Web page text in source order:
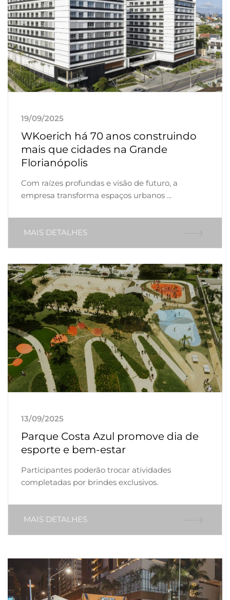
19/09/2025
WKoerich há 70 anos construindo
mais que cidades na Grande
Florianópolis
Com raízes profundas e visão de futuro, a
empresa transforma espaços urbanos ...
MAIS DETALHES
13/09/2025
Parque Costa Azul promove dia de
esporte e bem-estar
Participantes poderão trocar atividades
completadas por brindes exclusivos.
MAIS DETALHES